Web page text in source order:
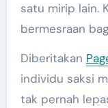
satu mirip lain.
bermesraan
Diberitakan
individu saksi
tak pernah